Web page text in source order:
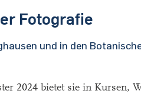
Fotografie
und in den
2024 bietet sie in Kursen,